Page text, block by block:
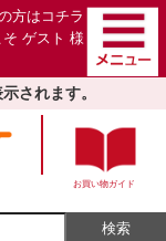
方は コチラ
そ ゲスト 様
されます。
お買い物ガイド